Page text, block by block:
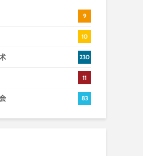
9
10
230
11
83